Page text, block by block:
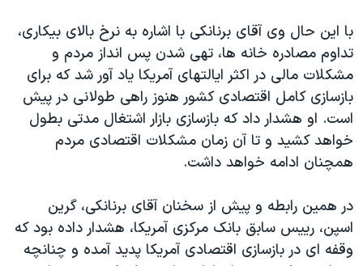
اسرائیل در جنگ
گالری عکس
آرشیو پخش زنده
ورزش زنان در ایران
اعتراضات زن، زندگی، آزادی
مجموعه مستندهای دادخواهی
تریبونال مردمی آبان ۹۸
دادگاه حمید نوری
قانون شفافیت دارائی کادر رهبری ایران
اعتراضات مردمی آبان ۹۸
زبانهای مختلف
با اين حال وی آقای برنانکی با اشاره به نرخ بالای بيکاری،
تداوم مصادره خانه ها، تهی شدن پس انداز مردم و
مشکلات مالی در اکثر ايالتهای آمريکا ياد آور شد که برای
بازسازی کامل اقتصادی کشور هنوز راهی طولانی در پيش
است. او هشدار داد که بازسازی بازار اشتغال مدتی بطول
خواهد کشيد و تا آن زمان مشکلات اقتصادی مردم
همچنان ادامه خواهد داشت.
در همين رابطه و پيش از سخنان آقای برنانکی، گرين
اسپن، رييس سابق بانک مرکزی آمريکا، هشدار داده بود که
وقفه ای در بازسازی اقتصادی آمريکا پديد آمده و چنانچه